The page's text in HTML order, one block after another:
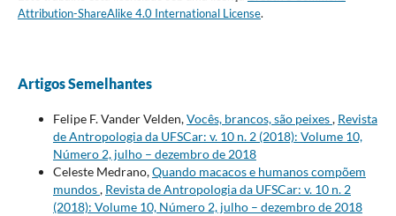
Attribution-ShareAlike 4.0 International License.
Artigos Semelhantes
Felipe F. Vander Velden,Vocês, brancos, são peixes, Revista
de Antropologia da UFSCar: v. 10 n. 2 (2018): Volume 10,
Número 2, julho – dezembro de 2018
Celeste Medrano,Quando macacos e humanos compõem
mundos, Revista de Antropologia da UFSCar: v. 10 n. 2
(2018): Volume 10, Número 2, julho – dezembro de 2018